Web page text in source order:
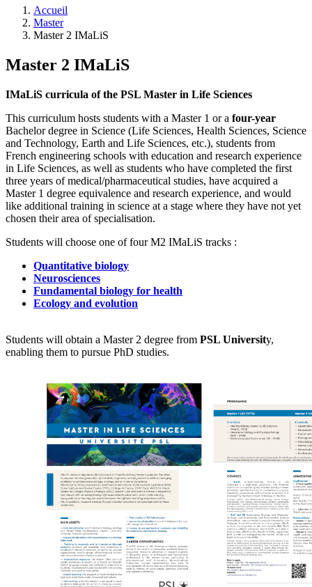
Accueil
Master
Master 2 IMaLiS
Master 2 IMaLiS
IMaLiS curricula of the PSL Master in Life Sciences
This curriculum hosts students with a Master 1 or a four-year
Bachelor degree in Science (Life Sciences, Health Sciences, Science
and Technology, Earth and Life Sciences, etc.), students from
French engineering schools with education and research experience
in Life Sciences, as well as students who have completed the first
three years of medical/pharmaceutical studies, have acquired a
Master 1 degree equivalence and research experience, and would
like additional training in science at a stage where they have not yet
chosen their area of specialisation.
Students will choose one of four M2 IMaLiS tracks :
Quantitative biology
Neurosciences
Fundamental biology for health
Ecology and evolution
Students will obtain a Master 2 degree from PSL University,
enabling them to pursue PhD studies.